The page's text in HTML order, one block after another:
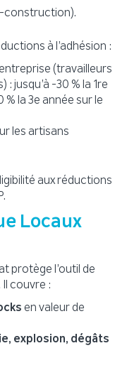
construction).
à l’adhésion :
(travailleurs
jusqu’à -30 % la 1re
% la 3e année sur le
les artisans
aux réductions
Locaux
protège l’outil de
couvre :
en valeur de
explosion, dégâts